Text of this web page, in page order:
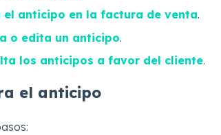
el anticipo en la factura de venta.
o edita un anticipo.
los anticipos a favor del cliente.
el anticipo